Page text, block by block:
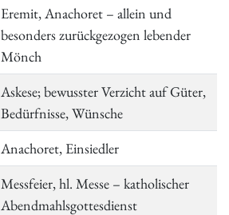
Eremit, Anachoret – allein und
besonders zurückgezogen lebender
Mönch
Askese; bewusster Verzicht auf Güter,
Bedürfnisse, Wünsche
Anachoret, Einsiedler
Messfeier, hl. Messe – katholischer
Abendmahlsgottesdienst